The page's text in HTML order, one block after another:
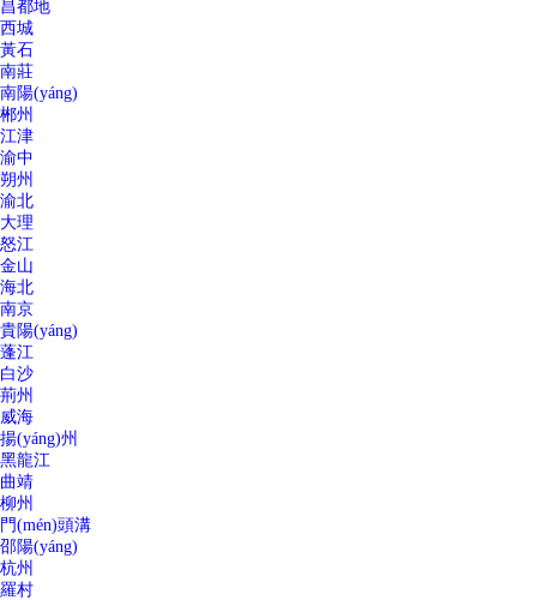
昌都地
西城
黃石
南莊
南陽(yáng)
郴州
江津
渝中
朔州
渝北
大理
怒江
金山
海北
南京
貴陽(yáng)
蓬江
白沙
荊州
威海
揚(yáng)州
黑龍江
曲靖
柳州
門(mén)頭溝
邵陽(yáng)
杭州
羅村